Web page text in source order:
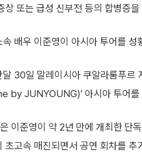
상 또는 급성 신부전 등의 합병증
속 배우 이준영이 아시아 투어를
달 30일 말레이시아 쿠알라룸푸르
by JUNYOUNG)' 아시아 투어를
이준영이 약 2년 만에 개최한 단
초고속 매진되면서 공연 회차를